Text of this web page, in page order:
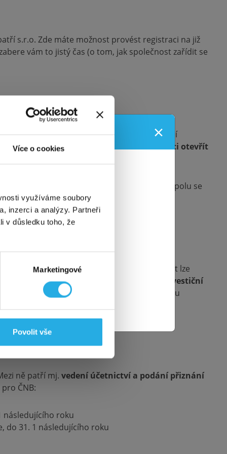
Více o cookies
využíváme soubory
inzerci a analýzy. Partneři
v důsledku toho, že
Marketingové
Povolit vše
s.r.o. Zde máte možnost provést registraci na již
vám to jistý čas (o tom, jak společnost zařídit se
LEI můžete vyřídit sami přes Centrální
LEI, je ten, že si
díky němu budete moci otevřít
procesu o něj můžete zažádat spolu se
zpravidla do 5 pracovních dnů. Žádost lze
o registraci u ČNB,
potřebujete doložit investiční
zisku.. Nastane-li v průběhu fungování fondu
ně patří mj. vedení účetnictví a podání přiznání
ČNB:
následujícího roku
do 31. 1 následujícího roku
×
a to
a